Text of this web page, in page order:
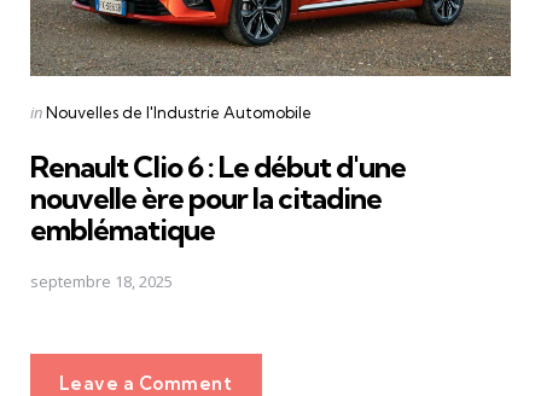
Posted
inNouvelles de l'Industrie Automobile
Renault Clio 6 : Le début d'une
nouvelle ère pour la citadine
emblématique
septembre 18, 2025
Leave a Comment